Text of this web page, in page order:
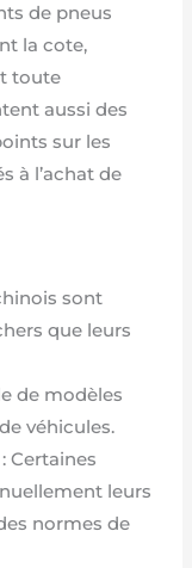
de pneus
la cote,
toute
aussi des
sur les
à l’achat de
sont
que leurs
de modèles
véhicules.
: Certaines
leurs
normes de